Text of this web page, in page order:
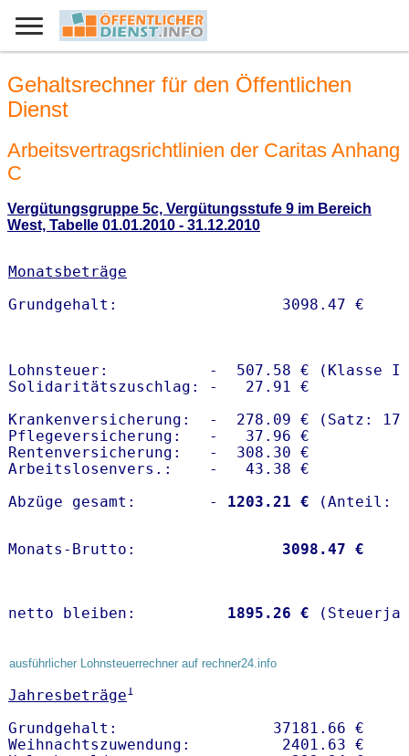
Gehaltsrechner für den Öffentlichen
Dienst
Arbeitsvertragsrichtlinien der Caritas Anhang
C
Vergütungsgruppe 5c, Vergütungsstufe 9 im Bereich
West, Tabelle 01.01.2010 - 31.12.2010
Monatsbeträge
Lohnsteuer:           -  507.58 € (Klasse I)
Solidaritätszuschlag: -   27.91 €
Krankenversicherung:  -  278.09 € (Satz:
Pflegeversicherung:   -   37.96 €
Rentenversicherung:   -  308.30 €
Arbeitslosenvers.:    -   43.38 €
Abzüge gesamt:        -
1203.21 €
Monats-Brutto: 3098.47 €
netto bleiben: 1895.26 €
ausführlicher Lohnsteuerrechner auf rechner24.info
Jahresbeträge1
Grundgehalt:                 37181.66 €
Weihnachtszuwendung:          2401.63 €